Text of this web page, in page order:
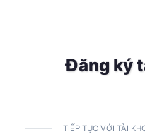
Đăng ký
TIẾP TỤC VỚI TÀI